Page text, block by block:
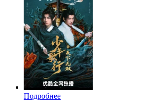
Подробнее